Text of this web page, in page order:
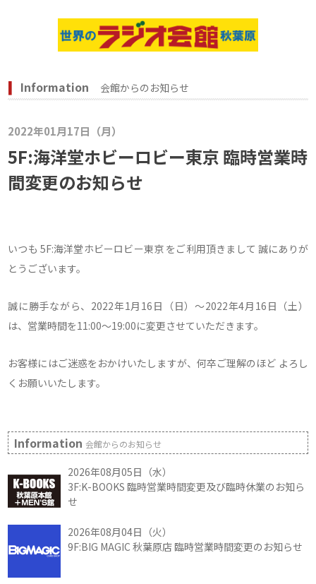
Information 会館からのお知らせ
2022年01月17日（月）
5F:海洋堂ホビーロビー東京 臨時営業時
間変更のお知らせ
いつも 5F:海洋堂ホビーロビー東京 をご利用頂きまして 誠にありが
とうございます。
誠に勝手ながら、2022年1月16日（日）～2022年4月16日（土）
は、営業時間を11:00～19:00に変更させていただきます。
お客様にはご迷惑をおかけいたしますが、何卒ご理解のほど よろし
くお願いいたします。
Information会館からのお知らせ
2026年08月05日（水）
3F:K-BOOKS 臨時営業時間変更及び臨時休業のお知ら
せ
2026年08月04日（火）
9F:BIG MAGIC 秋葉原店 臨時営業時間変更のお知らせ